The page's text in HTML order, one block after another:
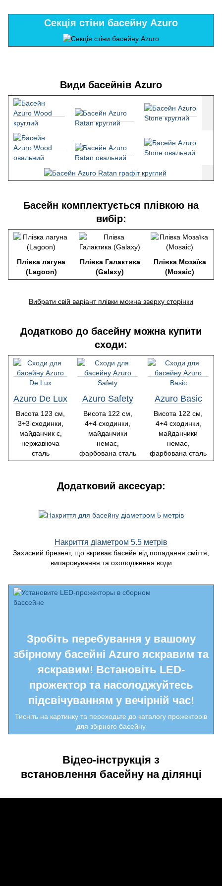
Секція стіни басейну Azuro
Види басейнів Azuro
Басейн комплектується плівкою на
вибір:
Плівка лагуна
(Lagoon)
Плівка Галактика
(Galaxy)
Плівка Мозаїка
(Mosaic)
Вибрати свій варіант плівки можна зверху сторінки
Додатково до басейну можна купити
сходи:
Azuro De Lux
Висота 123 см,
3+3 сходинки,
майданчик є,
нержавіюча
сталь
Azuro Safety
Висота 122 см,
4+4 сходинки,
майданчики
немає,
фарбована сталь
Azuro Basic
Висота 122 см,
4+4 сходинки,
майданчики
немає,
фарбована сталь
Додатковий аксесуар:
Накриття діаметром 5.5 метрів
Захисний брезент, що вкриває басейн від попадання сміття,
випаровування та охолодження води
Зробіть перебування у вашому
збірному басейні Azuro яскравим та
яскравим! Встановіть LED-
прожектор та насолоджуйтесь
підсвічуванням у вечірній час!
Тисніть на картинку та переходьте до каталогу прожекторів
для збірного басейну
Відео-інструкція з
встановлення басейну на ділянці